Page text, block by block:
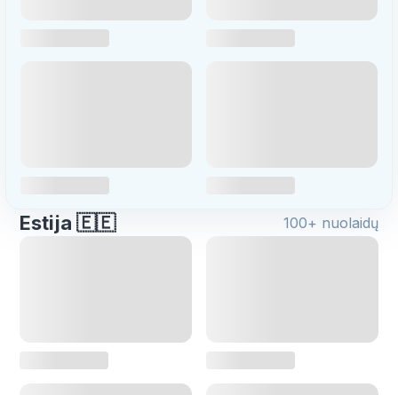
Estija 🇪🇪 100+ nuolaidų